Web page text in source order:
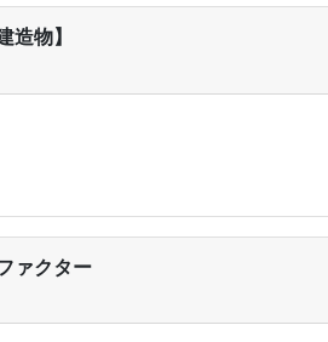
造物】
ァクター